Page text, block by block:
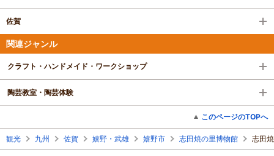
佐賀
関連ジャンル
クラフト・ハンドメイド・ワークショップ
陶芸教室・陶芸体験
このページのTOPへ
観光 九州 佐賀 嬉野・武雄 嬉野市 志田焼の里博物館 志田